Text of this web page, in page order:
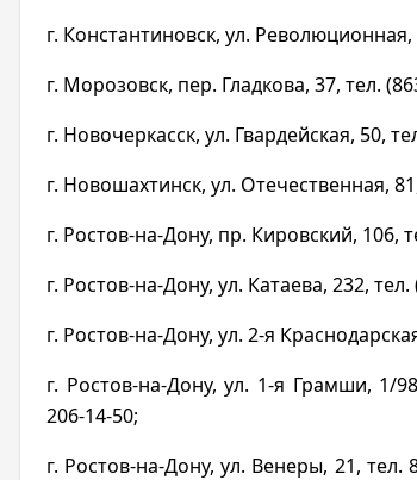
г. Константиновск, ул. Революционная,
г. Морозовск, пер. Гладкова, 37, тел.
г. Новочеркасск, ул. Гвардейская, 50,
г. Новошахтинск, ул. Отечественная,
г. Ростов-на-Дону, пр. Кировский, 106,
г. Ростов-на-Дону, ул. Катаева, 232, тел.
г. Ростов-на-Дону, ул. 2-я
г. Ростов-на-Дону, ул. 1-я Грамши, 1/
206-14-50;
г. Ростов-на-Дону, ул. Венеры, 21, тел.